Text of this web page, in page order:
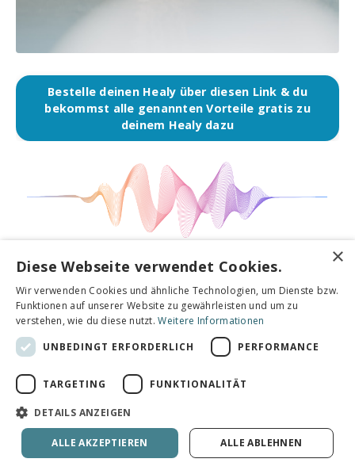
Bestelle deinen Healy über diesen Link & du
bekommst alle genannten Vorteile gratis zu
deinem Healy dazu
So einfach kannst du den Healy
selbst unverbindlich
ausprobieren& häufige Fehler
beim Kauf vermeiden:
1. SCHAU DIR DAS VIDEO
"Die wichtigsten Fehler, die du
Kauf vermeiden solltest"
×
Diese Webseite verwendet Cookies.
Wir verwenden Cookies und ähnliche Technologien, um Dienste bzw.
Funktionen auf unserer Website zu gewährleisten und um zu
verstehen, wie du diese nutzt.Weitere Informationen
UNBEDINGT ERFORDERLICH
PERFORMANCE
TARGETING FUNKTIONALITÄT
DETAILS ANZEIGEN
ALLE AKZEPTIEREN ALLE ABLEHNEN